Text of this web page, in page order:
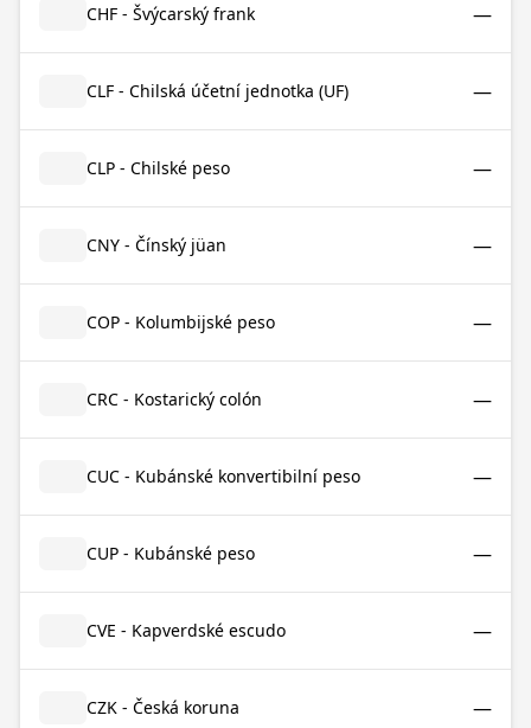
CHF - Švýcarský frank —
CLF - Chilská účetní jednotka (UF) —
CLP - Chilské peso —
CNY - Čínský jüan —
COP - Kolumbijské peso —
CRC - Kostarický colón —
CUC - Kubánské konvertibilní peso —
CUP - Kubánské peso —
CVE - Kapverdské escudo —
CZK - Česká koruna —